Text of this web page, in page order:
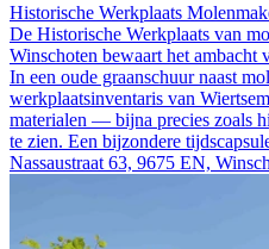
Historische Werkplaats
De Historische Werkplaats van
Winschoten bewaart het ambacht
In een oude graanschuur naast
werkplaatsinventaris van
materialen — bijna precies zoals
te zien. Een bijzondere
Nassaustraat 63, 9675 EN,